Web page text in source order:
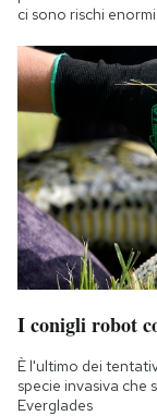
ci sono rischi enormi
I conigli robot
È l'ultimo dei
specie invasiva che
Everglades